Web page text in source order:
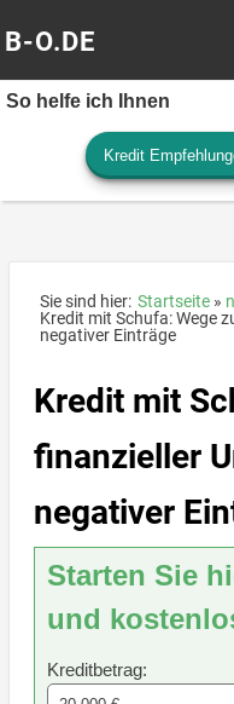
B-O.DE
So helfe ich Ihnen
Kredit
Sie sind hier: Startseite
Kredit mit Schufa: Wege
negativer Einträge
Kredit mit
finanzieller
negativer
Starten Sie
und
Kreditbetrag: